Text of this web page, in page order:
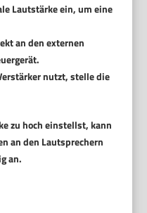
Lautstärke ein, um eine
an den externen
nutzt, stelle die
zu hoch einstellst, kann
an den Lautsprechern
an.